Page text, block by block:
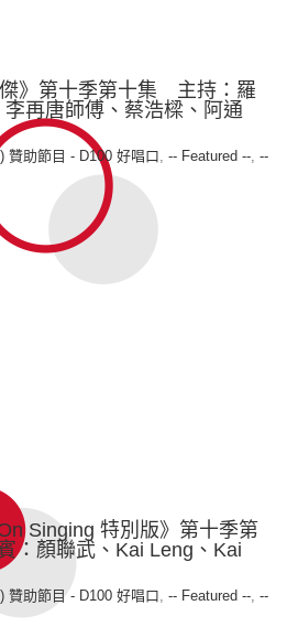
傑》第十季第十集 主持：羅
再唐師傅、蔡浩樑、阿通
贊助節目 - D100 好唱口, -- Featured --, --
Singing 特別版》第十季第
：顏聯武、Kai Leng、Kai
贊助節目 - D100 好唱口, -- Featured --, --